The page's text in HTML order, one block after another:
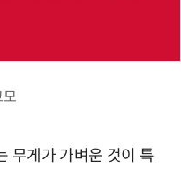
무게가 가벼운 것이 특